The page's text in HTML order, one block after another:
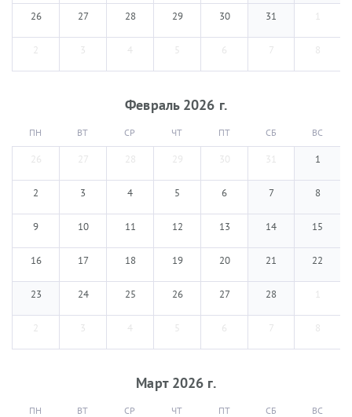
26 27 28 29 30 31 1
2 3 4 5 6 7 8
Февраль 2026 г.
ПН ВТ СР ЧТ ПТ СБ ВС
26 27 28 29 30 31 1
2 3 4 5 6 7 8
9 10 11 12 13 14 15
16 17 18 19 20 21 22
23 24 25 26 27 28 1
2 3 4 5 6 7 8
Март 2026 г.
ПН ВТ СР ЧТ ПТ СБ ВС